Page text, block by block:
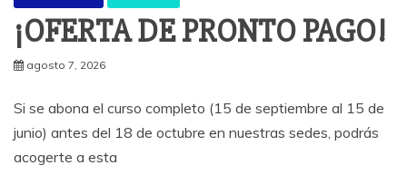
¡OFERTA DE PRONTO PAGO!
agosto 7, 2026
Si se abona el curso completo (15 de septiembre al 15 de
junio) antes del 18 de octubre en nuestras sedes, podrás
acogerte a esta